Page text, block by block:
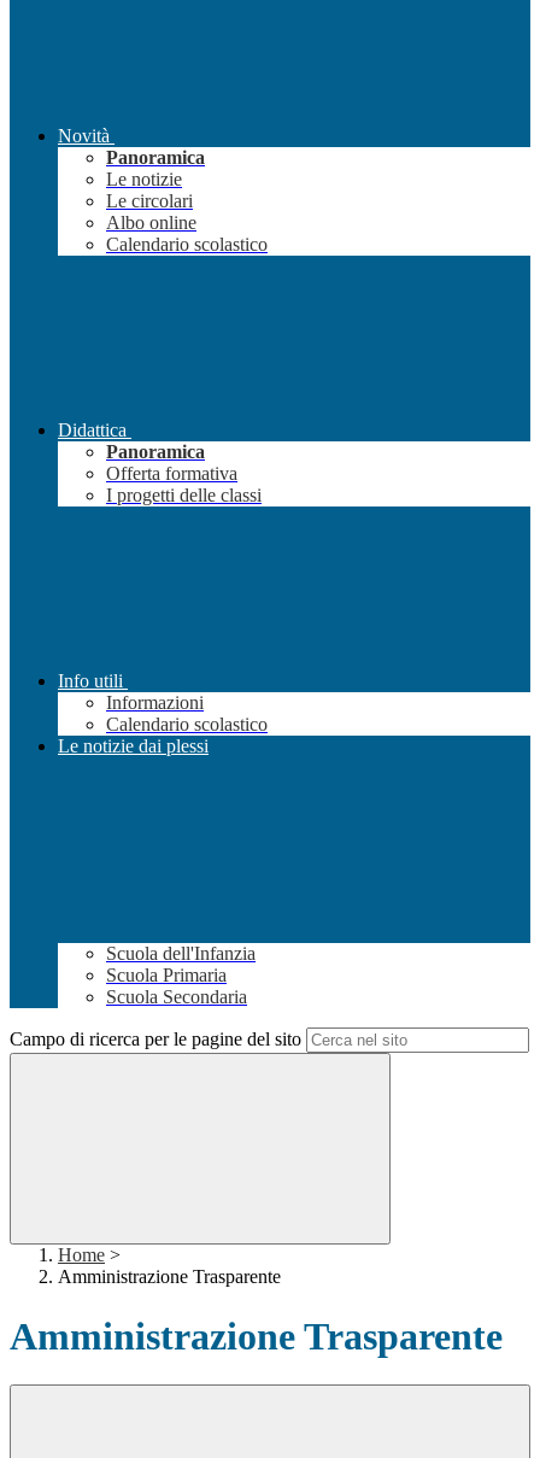
Novità
Panoramica
Le notizie
Le circolari
Albo online
Calendario scolastico
Didattica
Panoramica
Offerta formativa
I progetti delle classi
Info utili
Informazioni
Calendario scolastico
Le notizie dai plessi
Scuola dell'Infanzia
Scuola Primaria
Scuola Secondaria
Campo di ricerca per le pagine del sito
Home >
Amministrazione Trasparente
Amministrazione Trasparente